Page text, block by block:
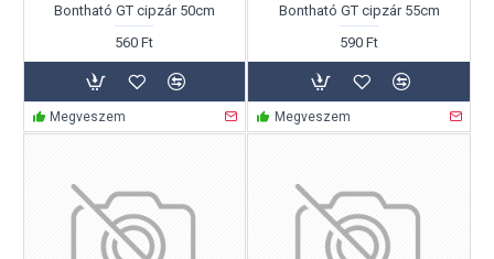
Bontható GT cipzár 50cm
560 Ft
Megveszem
Bontható GT cipzár 55cm
590 Ft
Megveszem